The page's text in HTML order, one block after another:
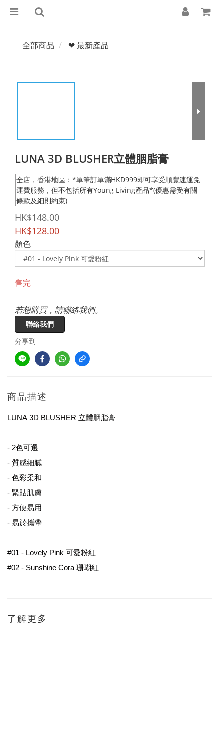
全部商品 ❤ 最新產品
LUNA 3D BLUSHER立體胭脂膏
全店，香港地區：*單筆訂單滿HKD999即可享受順豐速運免
運費服務，但不包括所有Young Living產品*(優惠需受有關
條款及細則約束)
HK$148.00
HK$128.00
顏色
售完
若想購買，請聯絡我們。
聯絡我們
分享到
商品描述
LUNA 3D BLUSHER 立體胭脂膏
- 2色可選
- 質感細膩
- 色彩柔和
- 緊貼肌膚
- 方便易用
- 易於攜帶
#01 - Lovely Pink 可愛粉紅
#02 - Sunshine Cora 珊瑚紅
了解更多